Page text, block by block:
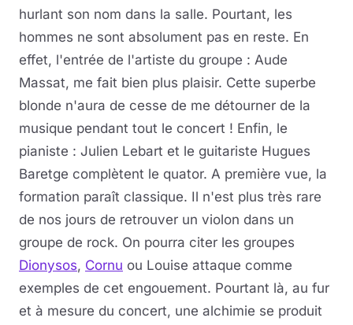
hurlant son nom dans la salle. Pourtant, les
hommes ne sont absolument pas en reste. En
effet, l'entrée de l'artiste du groupe : Aude
Massat, me fait bien plus plaisir. Cette superbe
blonde n'aura de cesse de me détourner de la
musique pendant tout le concert ! Enfin, le
pianiste : Julien Lebart et le guitariste Hugues
Baretge complètent le quator. A première vue, la
formation paraît classique. Il n'est plus très rare
de nos jours de retrouver un violon dans un
groupe de rock. On pourra citer les groupes
Dionysos, Cornu ou Louise attaque comme
exemples de cet engouement. Pourtant là, au fur
et à mesure du concert, une alchimie se produit